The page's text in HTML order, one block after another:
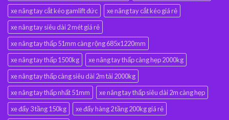
xe nâng tay cắt kéo gamlift đức
xe nâng tay cắt kéo giá rẻ
xe nâng tay siêu dài 2 mét giá rẻ
xe nâng tay thấp 51mm càng rộng 685x1220mm
xe nâng tay thấp 1500kg
xe nâng tay thấp càng hẹp 2000kg
xe nâng tay thấp càng siêu dài 2m tải 2000kg
xe nâng tay thấp nhất 51mm
xe nâng tay thấp siêu dài 2m càng hẹp
xe đẩy 3 tầng 150kg
xe đẩy hàng 2 tầng 200kg giá rẻ